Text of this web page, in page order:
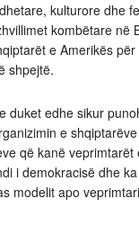
kulturore dhe
kombëtare në
e Amerikës
shpejtë.
duket edhe sikur
e
që kanë veprimtarët
i demokracisë dhe
modelit apo